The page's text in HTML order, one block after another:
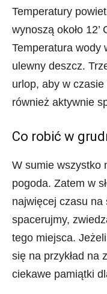
Temperatury
wynoszą około 12’
Temperatura wody
ulewny deszcz.
urlop, aby w
również aktywnie
Co robić w
W sumie wszystko
pogoda. Zatem w
najwięcej czasu na
spacerujmy,
tego miejsca.
się na przykład na
ciekawe pamiątki